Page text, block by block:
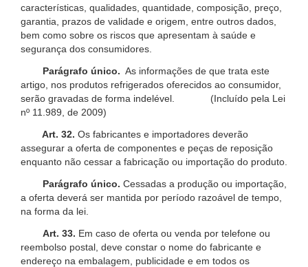
características, qualidades, quantidade, composição, preço,
garantia, prazos de validade e origem, entre outros dados,
bem como sobre os riscos que apresentam à saúde e
segurança dos consumidores.
Parágrafo único. As informações de que trata este
artigo, nos produtos refrigerados oferecidos ao consumidor,
serão gravadas de forma indelével. (Incluído pela Lei
nº 11.989, de 2009)
Art. 32. Os fabricantes e importadores deverão
assegurar a oferta de componentes e peças de reposição
enquanto não cessar a fabricação ou importação do produto.
Parágrafo único. Cessadas a produção ou importação,
a oferta deverá ser mantida por período razoável de tempo,
na forma da lei.
Art. 33. Em caso de oferta ou venda por telefone ou
reembolso postal, deve constar o nome do fabricante e
endereço na embalagem, publicidade e em todos os